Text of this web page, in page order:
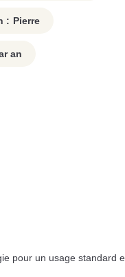
: Pierre
an
pour un usage standard